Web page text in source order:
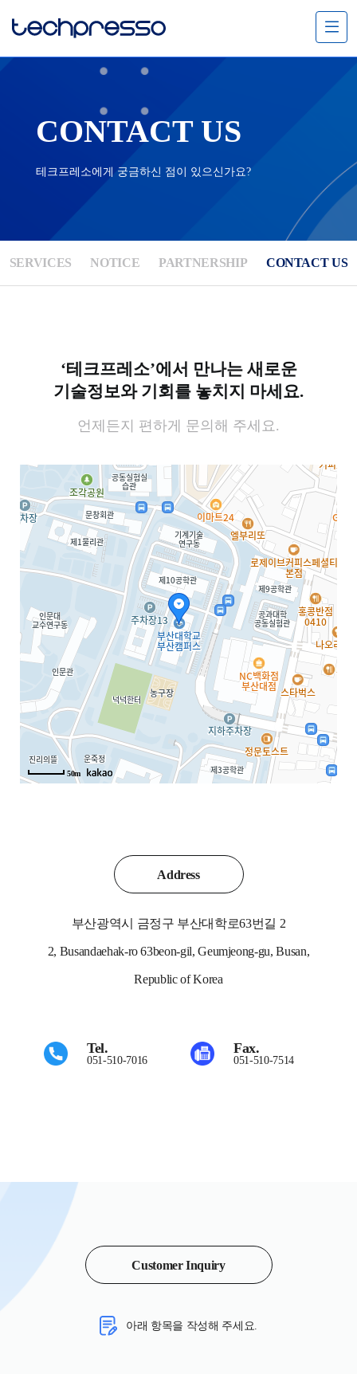
메
뉴
CONTACT US
테크프레소에게 궁금하신 점이 있으신가요?
SERVICES NOTICE PARTNERSHIP CONTACT US
‘테크프레소’에서 만나는 새로운
기술정보와 기회를 놓치지 마세요.
언제든지 편하게 문의해 주세요.
50m
Address
부산광역시 금정구 부산대학로63번길 2
2, Busandaehak-ro 63beon-gil, Geumjeong-gu, Busan,
Republic of Korea
Tel.
051-510-7016
Fax.
051-510-7514
Customer Inquiry
아래 항목을 작성해 주세요.